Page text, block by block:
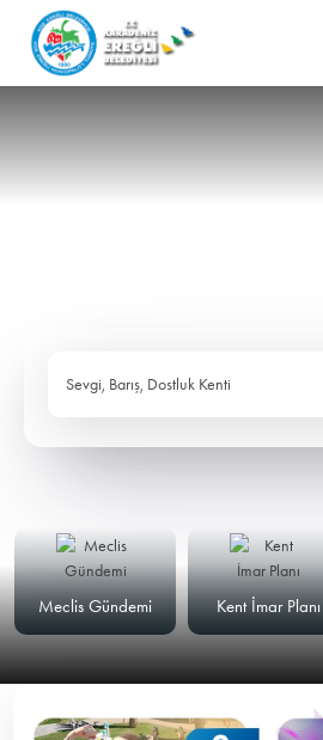
Sevgi, Barış, Dostluk Kenti
Meclis Gündemi
Kent İmar Planı